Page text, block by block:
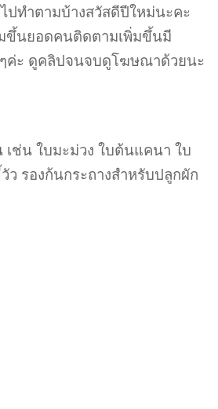
ปทำตามบ้างสวัสดีปีใหม่นะคะ
ขึ้นยอดคนติดตามเพิ่มขึ้นมี
ค่ะ ดูคลิปจนจบดูโฆษณาด้วยนะ
เช่น ใบมะม่วง ใบต้นแคนา ใบ
รองก้นกระถางสำหรับปลูกผัก